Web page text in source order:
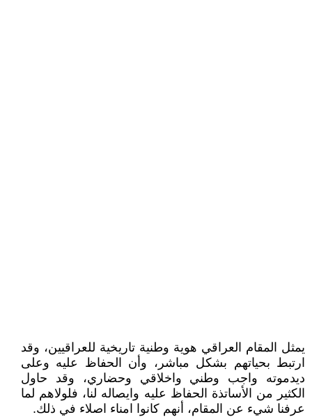
يمثل المقام العراقي هوية وطنية تاريخية للعراقيين، وقد
ارتبط بحياتهم بشكل مباشر، وأن الحفاظ عليه وعلى
ديدموته واجب وطني واخلاقي وحضاري، وقد حاول
الكثير من الأساتذة الحفاظ عليه وايصاله لنا، فلولاهم لما
عرفنا شيء عن المقام، أنهم كانوا امناء اصلاء في ذلك.